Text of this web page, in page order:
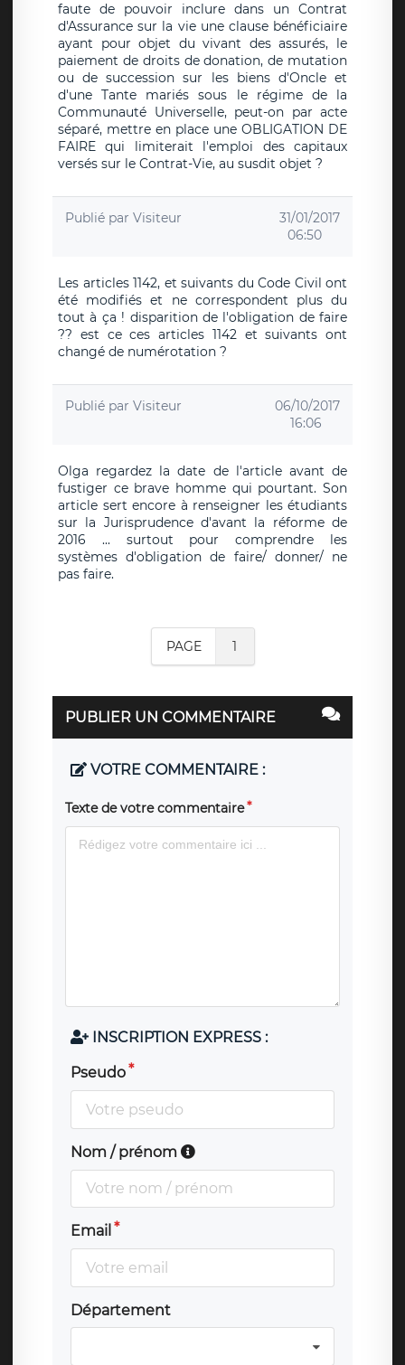
faute de pouvoir inclure dans un Contrat
d'Assurance sur la vie une clause bénéficiaire
ayant pour objet du vivant des assurés, le
paiement de droits de donation, de mutation
ou de succession sur les biens d'Oncle et
d'une Tante mariés sous le régime de la
Communauté Universelle, peut-on par acte
séparé, mettre en place une OBLIGATION DE
FAIRE qui limiterait l'emploi des capitaux
versés sur le Contrat-Vie, au susdit objet ?
Publié par Visiteur
31/01/2017
06:50
Les articles 1142, et suivants du Code Civil ont
été modifiés et ne correspondent plus du
tout à ça ! disparition de l'obligation de faire
?? est ce ces articles 1142 et suivants ont
changé de numérotation ?
Publié par Visiteur
06/10/2017
16:06
Olga regardez la date de l'article avant de
fustiger ce brave homme qui pourtant. Son
article sert encore à renseigner les étudiants
sur la Jurisprudence d'avant la réforme de
2016 ... surtout pour comprendre les
systèmes d'obligation de faire/ donner/ ne
pas faire.
PAGE 1
PUBLIER UN COMMENTAIRE
VOTRE COMMENTAIRE :
Texte de votre commentaire
INSCRIPTION EXPRESS :
Pseudo
Nom / prénom
Email
Département